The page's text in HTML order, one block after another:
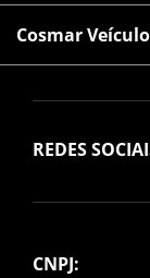
Cosmar
REDES
CNPJ: